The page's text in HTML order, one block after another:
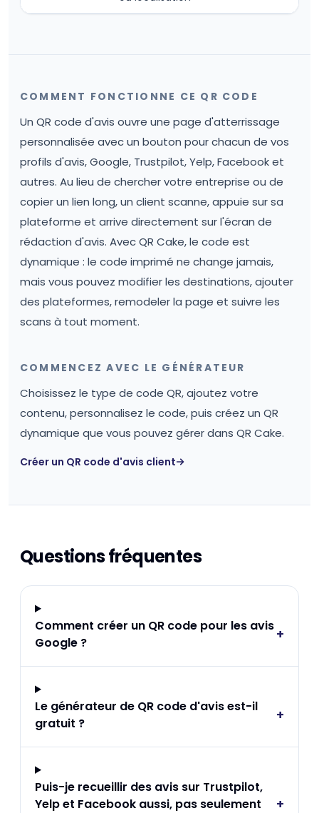
COMMENT FONCTIONNE CE QR CODE
Un QR code d'avis ouvre une page d'atterrissage
personnalisée avec un bouton pour chacun de vos
profils d'avis, Google, Trustpilot, Yelp, Facebook et
autres. Au lieu de chercher votre entreprise ou de
copier un lien long, un client scanne, appuie sur sa
plateforme et arrive directement sur l'écran de
rédaction d'avis. Avec QR Cake, le code est
dynamique : le code imprimé ne change jamais,
mais vous pouvez modifier les destinations, ajouter
des plateformes, remodeler la page et suivre les
scans à tout moment.
COMMENCEZ AVEC LE GÉNÉRATEUR
Choisissez le type de code QR, ajoutez votre
contenu, personnalisez le code, puis créez un QR
dynamique que vous pouvez gérer dans QR Cake.
Créer un QR code d'avis client
Questions fréquentes
Comment créer un QR code pour les avis
Google ?
+
Le générateur de QR code d'avis est-il
gratuit ?
+
Puis-je recueillir des avis sur Trustpilot,
Yelp et Facebook aussi, pas seulement
+